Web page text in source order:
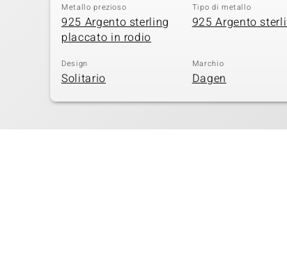
Metallo prezioso
925 Argento sterling
placcato in rodio
Tipo di metallo
925 Argento
Design
Solitario
Marchio
Dagen